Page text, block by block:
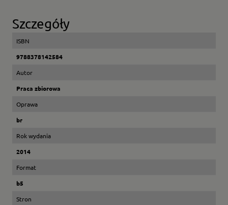
Szczegóły
ISBN
9788378142584
Autor
Praca zbiorowa
Oprawa
br
Rok wydania
2014
Format
b5
Stron